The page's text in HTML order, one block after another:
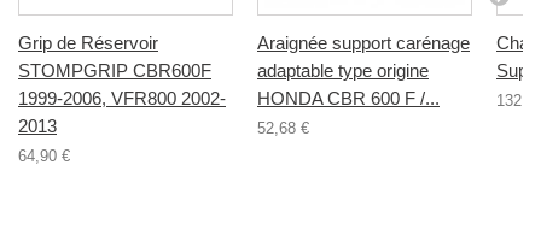
Grip de Réservoir
STOMPGRIP CBR600F
1999-2006, VFR800 2002-
2013
64,90 €
Araignée support carénage
adaptable type origine
HONDA CBR 600 F /...
52,68 €